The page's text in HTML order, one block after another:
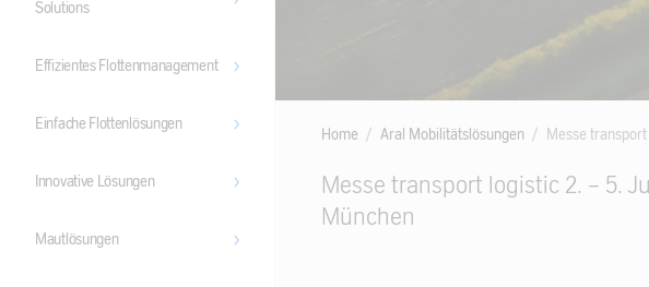
Solutions
Effizientes Flottenmanagement
Einfache Flottenlösungen
Innovative Lösungen
Mautlösungen
Home Aral Mobilitätslösungen Messe
Messe transport logistic 2. - 5.
München